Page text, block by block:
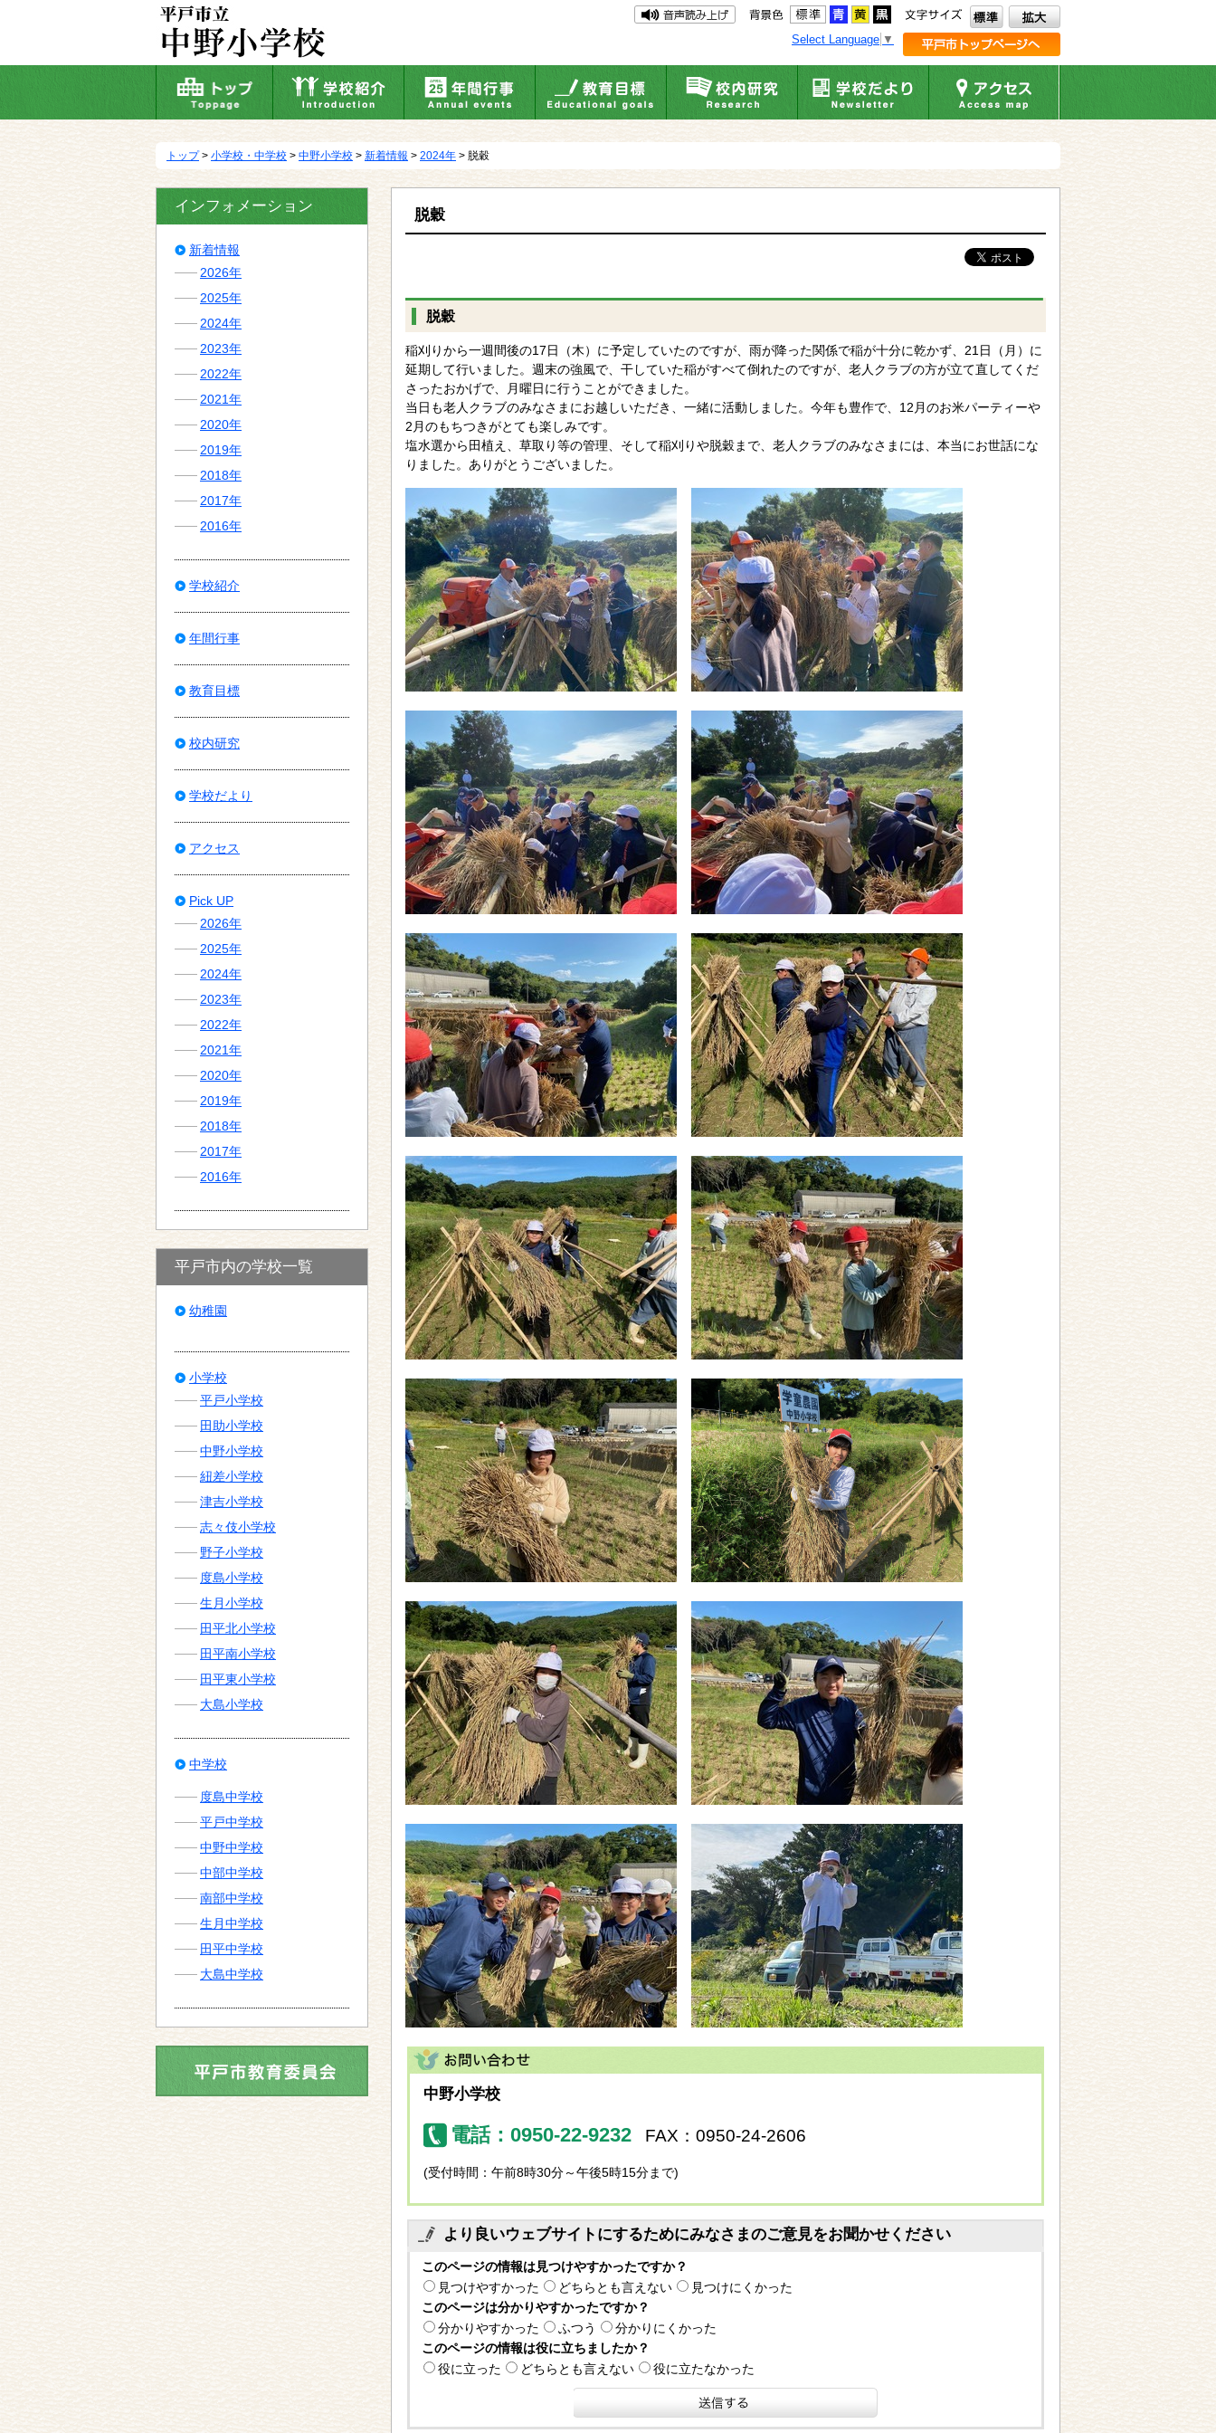
動
Select Language ▼
トップ> 小学校・中学校 > 中野小学校 > 新着情報 > 2024年 > 脱穀
脱穀
脱穀
稲刈りから一週間後の17日（木）に予定していたのですが、雨が降った関係で稲が十分に乾かず、21日（月）に
延期して行いました。週末の強風で、干していた稲がすべて倒れたのですが、老人クラブの方が立て直してくだ
さったおかげで、月曜日に行うことができました。
当日も老人クラブのみなさまにお越しいただき、一緒に活動しました。今年も豊作で、12月のお米パーティーや
2月のもちつきがとても楽しみです。
塩水選から田植え、草取り等の管理、そして稲刈りや脱穀まで、老人クラブのみなさまには、本当にお世話にな
りました。ありがとうございました。
中野小学校
電話：0950-22-9232 FAX：0950-24-2606
(受付時間：午前8時30分～午後5時15分まで)
より良いウェブサイトにするためにみなさまのご意見をお聞かせください
このページの情報は見つけやすかったですか？
見つけやすかった
どちらとも言えない
見つけにくかった
このページは分かりやすかったですか？
分かりやすかった
ふつう
分かりにくかった
このページの情報は役に立ちましたか？
役に立った
どちらとも言えない 役に立たなかった
インフォメーション
新着情報
2026年
2025年
2024年
2023年
2022年
2021年
2020年
2019年
2018年
2017年
2016年
学校紹介
年間行事
教育目標
校内研究
学校だより
アクセス
Pick UP
2026年
2025年
2024年
2023年
2022年
2021年
2020年
2019年
2018年
2017年
2016年
平戸市内の学校一覧
幼稚園
小学校
平戸小学校
田助小学校
中野小学校
紐差小学校
津吉小学校
志々伎小学校
野子小学校
度島小学校
生月小学校
田平北小学校
田平南小学校
田平東小学校
大島小学校
中学校
度島中学校
平戸中学校
中野中学校
中部中学校
南部中学校
生月中学校
田平中学校
大島中学校